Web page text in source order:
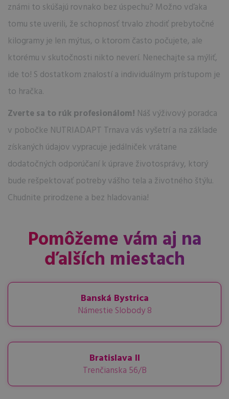
známi to skúšajú rovnako bez úspechu? Možno vďaka
tomu ste uverili, že schopnosť trvalo zhodiť prebytočné
kilogramy je len mýtus, o ktorom často počujete, ale
ktorému v skutočnosti nikto neverí. Nenechajte sa mýliť,
ide to! S dostatkom znalostí a individuálnym prístupom je
to hračka.
Zverte sa to rúk profesionálom! Náš výživový poradca
v pobočke NUTRIADAPT Trnava vás vyšetrí a na základe
získaných údajov vypracuje jedálniček vrátane
dodatočných odporúčaní k úprave životosprávy, ktorý
bude rešpektovať potreby vášho tela a životného štýlu.
Chudnite prirodzene a bez hladovania!
Pomôžeme vám aj na
ďalších miestach
Banská Bystrica
Námestie Slobody 8
Bratislava II
Trenčianska 56/B